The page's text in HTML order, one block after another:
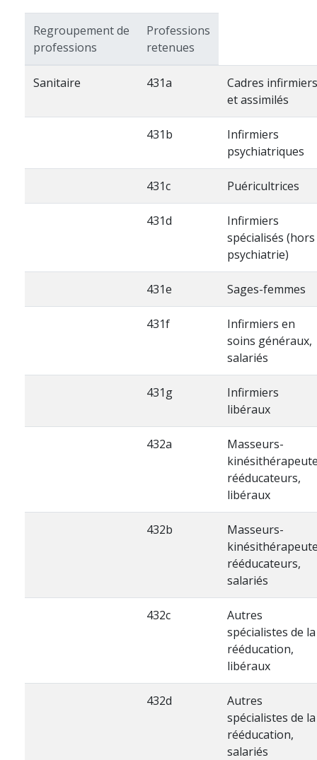
Regroupement de
professions
Professions
retenues
Sanitaire 431a
Cadres infirmiers
et assimilés
431b
Infirmiers
psychiatriques
431c Puéricultrices
431d
Infirmiers
spécialisés (hors
psychiatrie)
431e Sages-femmes
431f
Infirmiers en
soins généraux,
salariés
431g
Infirmiers
libéraux
432a
Masseurs-
rééducateurs,
libéraux
432b
Masseurs-
rééducateurs,
salariés
432c
Autres
spécialistes de la
rééducation,
libéraux
432d
Autres
spécialistes de la
rééducation,
salariés